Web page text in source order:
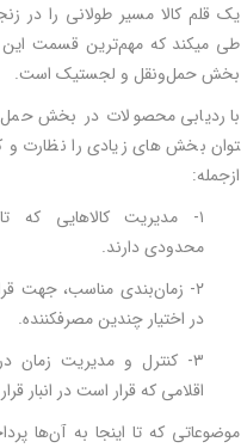
یک قلم کالا مسیر طولانی را در
طی می­کند که مهم‌ترین قسمت این
بخش حمل‌ونقل و لجستیک است.
توان بخش­ های زیادی را نظارت و
ازجمله:
۱- مدیریت کالاهایی که
محدودی دارند.
۲- زمان‌بندی مناسب، جهت
در اختیار چندین مصرف­کننده.
۳- کنترل و مدیریت زمان
اقلامی که قرار است در انبار
موضوعاتی که تا اینجا به آن‌ها